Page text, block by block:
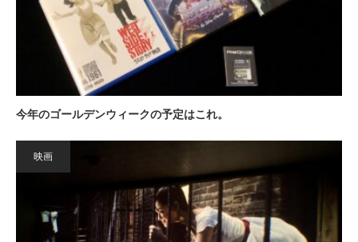
今年のゴールデンウィークの予定はこれ。
映画